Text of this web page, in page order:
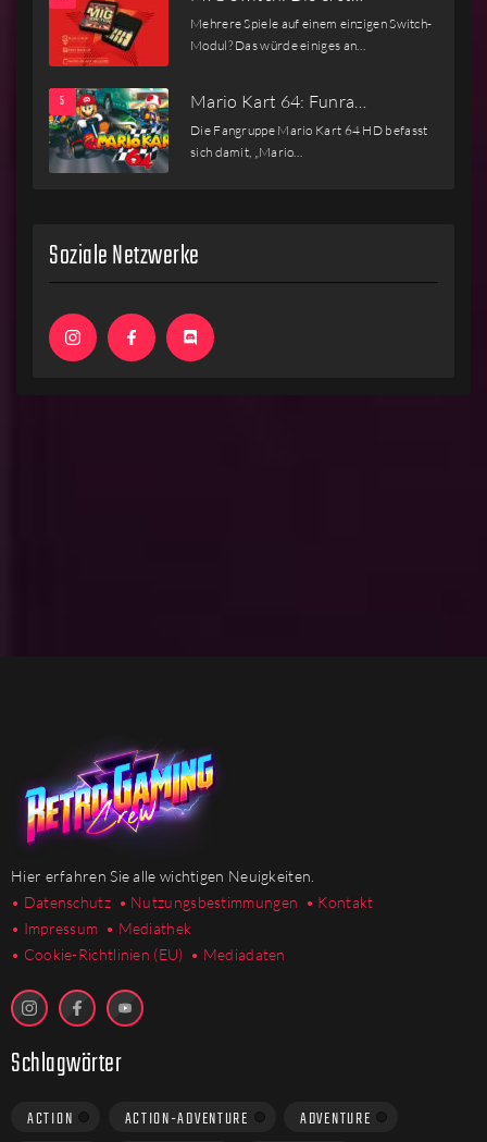
Mehrere Spiele auf einem einzigen Switch-
Modul? Das würde einiges an…
Mario Kart 64: Funra…
Die Fangruppe Mario Kart 64 HD befasst
sich damit, „Mario…
Soziale Netzwerke
Hier erfahren Sie alle wichtigen Neuigkeiten.
• Datenschutz • Nutzungsbestimmungen • Kontakt
• Impressum • Mediathek
• Cookie-Richtlinien (EU) • Mediadaten
Schlagwörter
ACTION ACTION-ADVENTURE ADVENTURE